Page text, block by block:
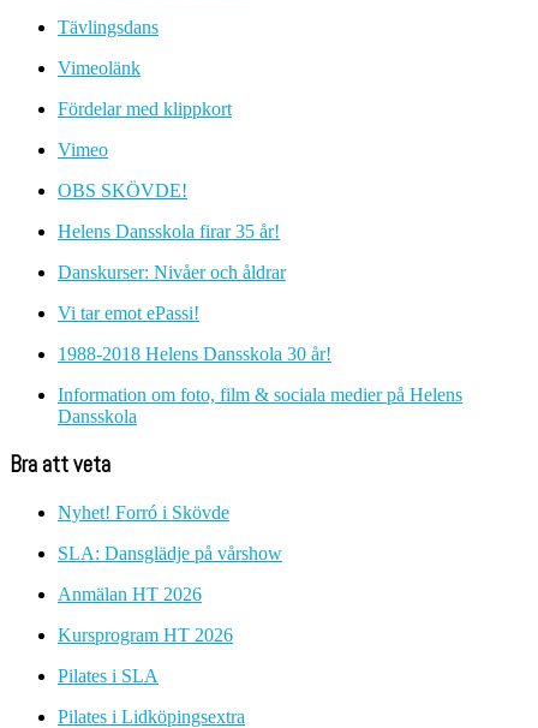
Tävlingsdans
Vimeolänk
Fördelar med klippkort
Vimeo
OBS SKÖVDE!
Helens Dansskola firar 35 år!
Danskurser: Nivåer och åldrar
Vi tar emot ePassi!
1988-2018 Helens Dansskola 30 år!
Information om foto, film & sociala medier på Helens
Dansskola
Bra att veta
Nyhet! Forró i Skövde
SLA: Dansglädje på vårshow
Anmälan HT 2026
Kursprogram HT 2026
Pilates i SLA
Pilates i Lidköpingsextra